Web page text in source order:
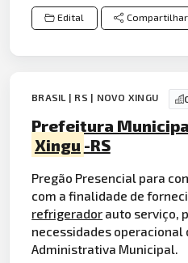
Edital Compartilhar
BRASIL | RS | NOVO XINGU
Prefeitura
Xingu -RS
Pregão Presencial para
com a finalidade de
refrigerador auto serviço,
necessidades operacional
Administrativa Municipal.